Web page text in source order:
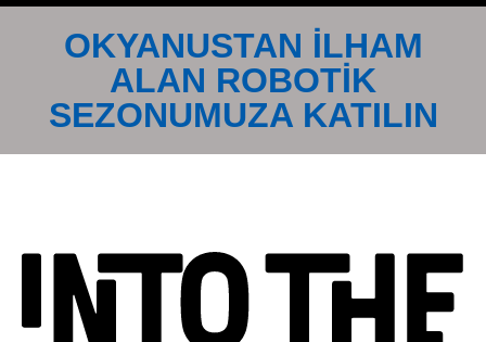
OKYANUSTAN İLHAM
ALAN ROBOTİK
SEZONUMUZA KATILIN